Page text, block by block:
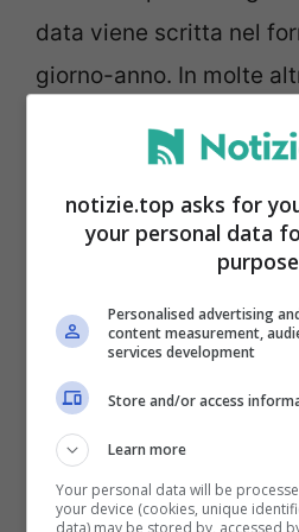
data viene scritta nel
giorno-anno. In molte
scritta nel formato
Anche il colore delle
Negli altri paesi, fuori
spesso per
loro valore.
portano a grande
sono tutte della stessa
Nonostante ciò hanno
notizie.top asks for
your personal data
Personalised advertising
content measurement,
services development
Store and/or access
Learn more
Your personal data will be
your device (cookies, unique
data) may be stored by, accessed